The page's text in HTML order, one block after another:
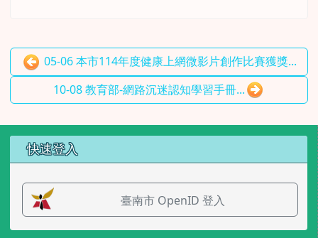
05-06 本市114年度健康上網微影片創作比賽獲獎...
10-08 教育部-網路沉迷認知學習手冊...
左邊區域內容
快速登入
臺南市 OpenID 登入